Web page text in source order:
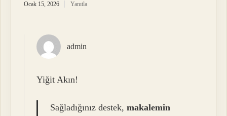
Ocak 15, 2026 Yanıtla
admin
Yiğit Akın!
Sağladığınız destek,makalemin